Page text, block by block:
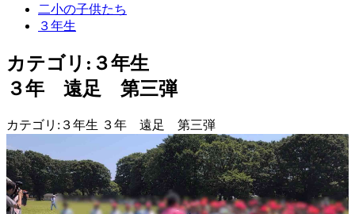
二小の子供たち
３年生
カテゴリ:３年生
３年 遠足 第三弾
カテゴリ:３年生 ３年 遠足 第三弾